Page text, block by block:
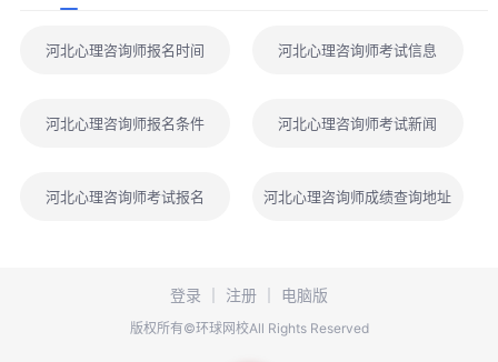
河北心理咨询师报名时间 河北心理咨询师考试信息
河北心理咨询师报名条件 河北心理咨询师考试新闻
河北心理咨询师考试报名 河北心理咨询师成绩查询地址
登录 注册 电脑版
版权所有©环球网校All Rights Reserved